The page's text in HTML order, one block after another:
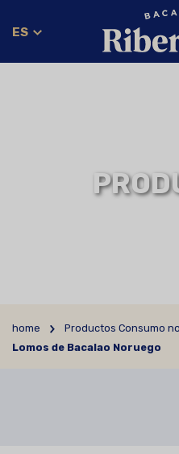
ES
home
Productos Consumo
Lomos de Bacalao Noruego